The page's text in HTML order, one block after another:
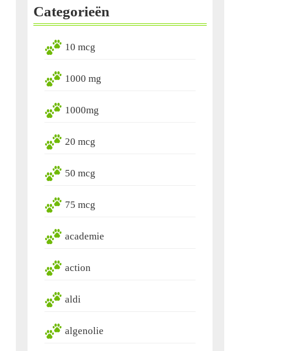
Categorieën
10 mcg
1000 mg
1000mg
20 mcg
50 mcg
75 mcg
academie
action
aldi
algenolie